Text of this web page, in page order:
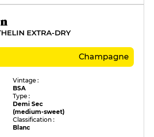
EXTRA-DRY
Champagne
Vintage :
BSA
Type :
Demi Sec
(medium-sweet)
Classification :
Blanc